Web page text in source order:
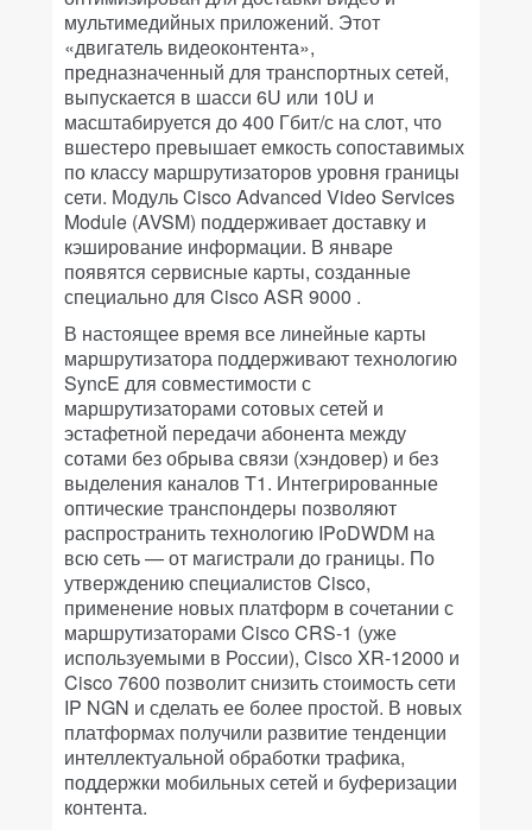
мультимедийных приложений. Этот
«двигатель видеоконтента»,
предназначенный для транспортных сетей,
выпускается в шасси 6U или 10U и
масштабируется до 400 Гбит/с на слот, что
вшестеро превышает емкость сопоставимых
по классу маршрутизаторов уровня границы
сети. Модуль Cisco Advanced Video Services
Module (AVSM) поддерживает доставку и
кэширование информации. В январе
появятся сервисные карты, созданные
специально для Cisco ASR 9000 .
В настоящее время все линейные карты
маршрутизатора поддерживают технологию
SyncE для совместимости с
маршрутизаторами сотовых сетей и
эстафетной передачи абонента между
сотами без обрыва связи (хэндовер) и без
выделения каналов T1. Интегрированные
оптические транспондеры позволяют
распространить технологию IPoDWDM на
всю сеть — от магистрали до границы. По
утверждению специалистов Cisco,
применение новых платформ в сочетании с
маршрутизаторами Cisco CRS-1 (уже
используемыми в России), Cisco XR-12000 и
Cisco 7600 позволит снизить стоимость сети
IP NGN и сделать ее более простой. В новых
платформах получили развитие тенденции
интеллектуальной обработки трафика,
поддержки мобильных сетей и буферизации
контента.